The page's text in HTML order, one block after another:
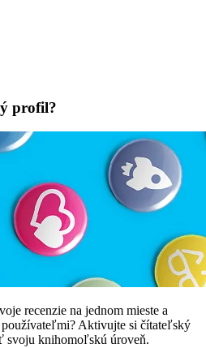
profil?
recenzie na jednom mieste a
Aktivujte si čítateľský
svoju knihomoľskú úroveň.